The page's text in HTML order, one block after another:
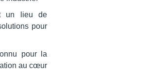
un lieu de
pour
pour la
au cœur